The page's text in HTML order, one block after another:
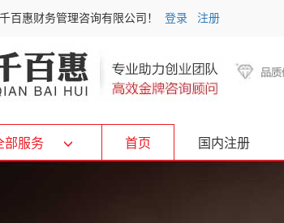
百惠财务管理咨询有限公司！ 登录 注册
首页 国内注册
部服务